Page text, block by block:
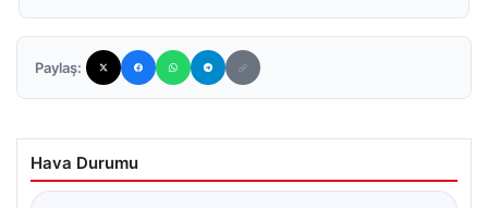
Paylaş:
Hava Durumu